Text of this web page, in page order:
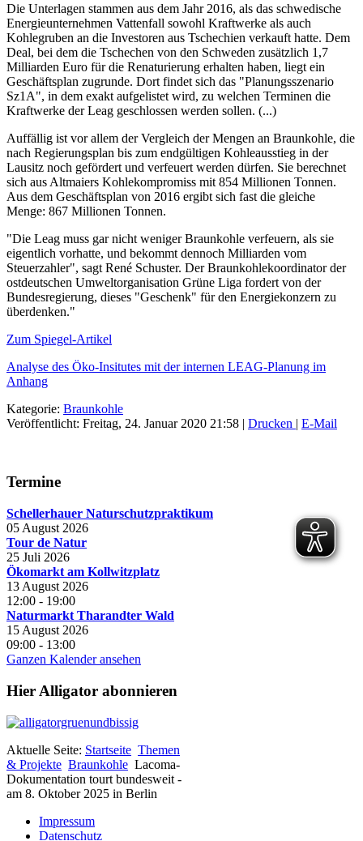
Die Unterlagen stammen aus dem Jahr 2016, als das schwedische
Energieunternehmen Vattenfall sowohl Kraftwerke als auch
Kohlegruben an die Investoren aus Tschechien verkauft hatte. Dem
Deal, bei dem die Tschechen von den Schweden zusätzlich 1,7
Milliarden Euro für die Renaturierung erhalten haben, liegt ein
Geschäftsplan zugrunde. Dort findet sich das "Planungsszenario
Sz1A", in dem exakt aufgelistet wird, zu welchen Terminen die
Kraftwerke der Leag geschlossen werden sollen. (...)
Auffällig ist vor allem der Vergleich der Mengen an Braunkohle, die
nach Regierungsplan bis zum endgültigen Kohleausstieg in der
Lausitz noch gefördert und verfeuert werden dürfen. Sie berechnet
sich aus Altmaiers Kohlekompromiss mit 854 Millionen Tonnen.
Aus dem Geschäftsplan von 2016 ergibt sich fast die gleiche
Menge: 867 Millionen Tonnen.
"Die Leag muss gar nicht weniger Braunkohle verfeuern, als sie
eigentlich vorhatte, und bekommt dennoch Milliarden vom
Steuerzahler", sagt René Schuster. Der Braunkohlekoordinator der
ostdeutschen Umweltorganisation Grüne Liga fordert von der
Bundesregierung, dieses "Geschenk" für den Energiekonzern zu
überdenken."
Zum Spiegel-Artikel
Analyse des Öko-Insitutes mit der internen LEAG-Planung im
Anhang
Kategorie: Braunkohle
Veröffentlicht: Freitag, 24. Januar 2020 21:58 | Drucken | E-Mail
Termine
Schellerhauer Naturschutzpraktikum
05 August 2026
Tour de Natur
25 Juli 2026
Ökomarkt am Kollwitzplatz
13 August 2026
12:00 - 19:00
Naturmarkt Tharandter Wald
15 August 2026
09:00 - 13:00
Ganzen Kalender ansehen
Hier Alligator abonnieren
Aktuelle Seite: Startseite Themen
& Projekte Braunkohle Lacoma-
Dokumentation tourt bundesweit -
am 8. Oktober 2025 in Berlin
Impressum
Datenschutz